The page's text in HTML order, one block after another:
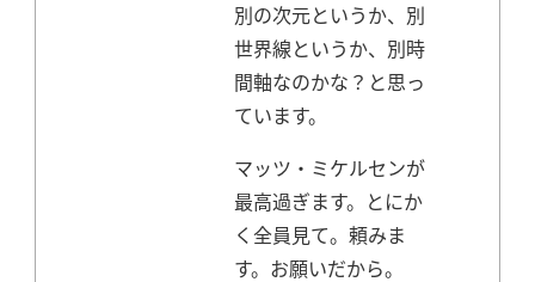
別の次元というか、別
世界線というか、別時
間軸なのかな？と思っ
ています。
マッツ・ミケルセンが
最高過ぎます。 とにか
く全員見て。頼みま
す。お願いだから。